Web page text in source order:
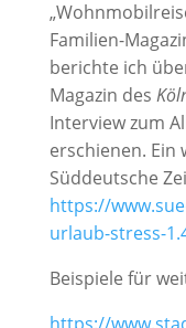
Familien-
berichte ich
Magazin des
Interview zum
erschienen. Ein
Süddeutsche
https://
urlaub-stress-
Beispiele für